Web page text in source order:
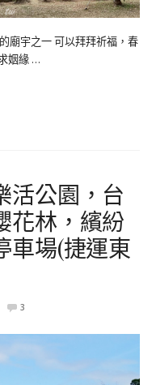
廟宇之一 可以拜拜祈福，春
姻緣 …
活公園，台
花林，繽紛
車場(捷運東
3